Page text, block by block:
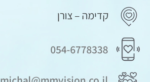
קדימה – צורן
054-6778338